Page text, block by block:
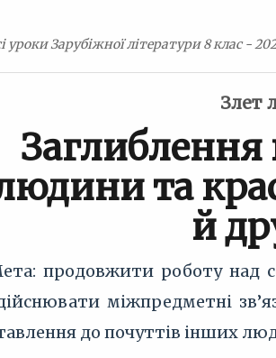
уроки Зарубіжної літератури 8 клас -
Злет
Заглиблення
та
й
продовжити роботу над
міжпредметні
до почуттів інших